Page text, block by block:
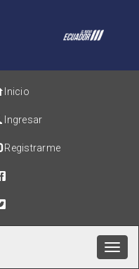
Inicio
Ingresar
Registrarme